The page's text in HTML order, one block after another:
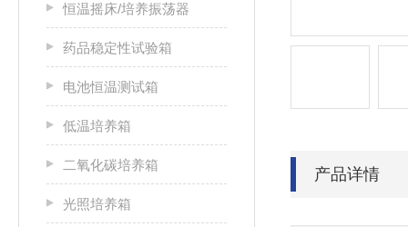
恒温摇床/培养振荡器
药品稳定性试验箱
电池恒温测试箱
低温培养箱
二氧化碳培养箱
光照培养箱
产品详情